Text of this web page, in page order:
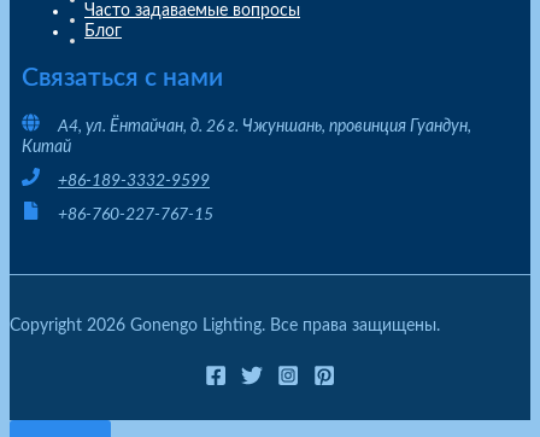
Часто задаваемые вопросы
Блог
Связаться с нами
A4, ул. Ёнтайчан, д. 26 г. Чжуншань, провинция Гуандун,
Китай
+86-189-3332-9599
+86-760-227-767-15
Copyright 2026 Gonengo Lighting. Все права защищены.